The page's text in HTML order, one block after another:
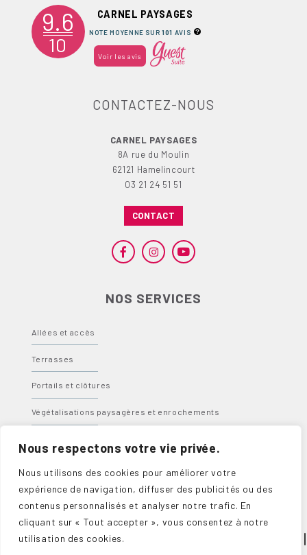
Nous respectons votre vie privée.
Nous utilisons des cookies pour améliorer votre
expérience de navigation, diffuser des publicités ou des
contenus personnalisés et analyser notre trafic. En
cliquant sur « Tout accepter », vous consentez à notre
utilisation des cookies.
9.6
10
CARNEL PAYSAGES
NOTE MOYENNE SUR101 AVIS
Voir les avis
CONTACTEZ-NOUS
CARNEL PAYSAGES
8A rue du Moulin
62121 Hamelincourt
03 21 24 51 51
CONTACT
NOS SERVICES
Allées et accès
Terrasses
Portails et clôtures
Végétalisations paysagères et enrochements